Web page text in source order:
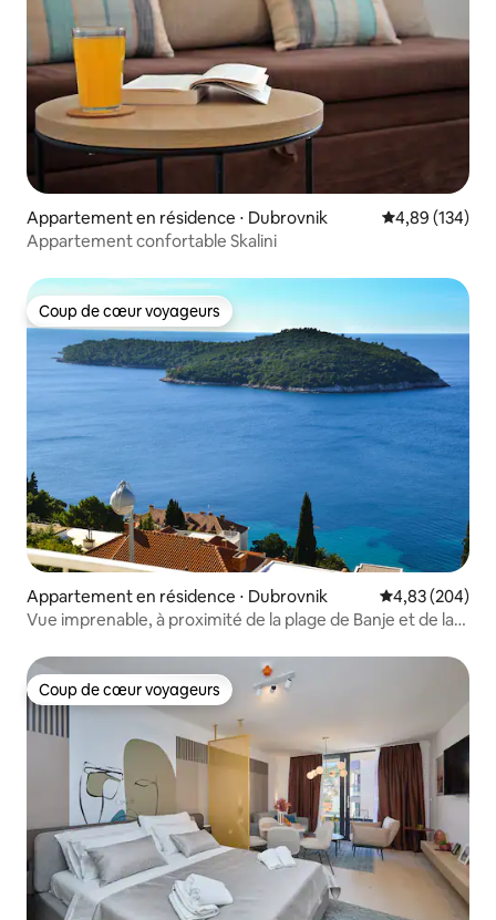
Appartement en résidence ⋅ Dubrovnik Évaluation
4,89 (134)
Appartement confortable Skalini
Coup de cœur voyageurs
Coup de cœur voyageurs
Appartement en résidence ⋅ Dubrovnik Évaluation
4,83 (204)
Vue imprenable, à proximité de la plage de Banje et de la
Coup de cœur voyageurs
Coup de cœur voyageurs